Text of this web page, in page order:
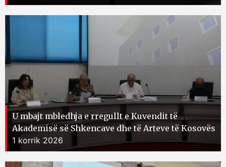
U mbajt mbledhja e rregullt e Kuvendit të
Akademisë së Shkencave dhe të Arteve të Kosovës
1 korrik 2026